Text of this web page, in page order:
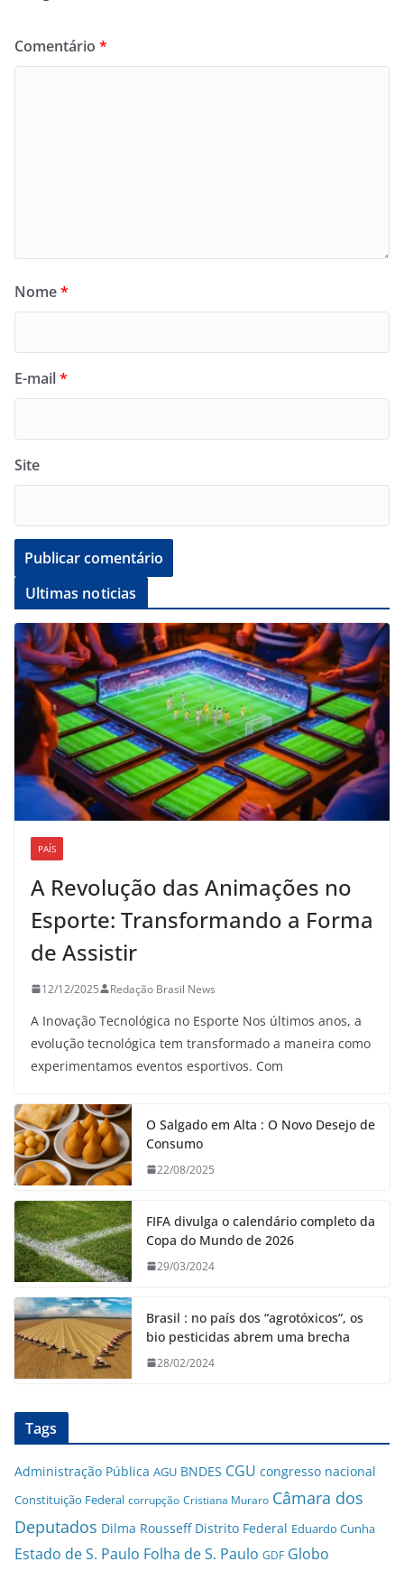
Comentário *
Nome*
E-mail*
Site
Ultimas noticias
PAÍS
A Revolução das Animações no
Esporte: Transformando a Forma
de Assistir
12/12/2025 Redação Brasil News
A Inovação Tecnológica no Esporte Nos últimos anos, a
evolução tecnológica tem transformado a maneira como
experimentamos eventos esportivos. Com
O Salgado em Alta : O Novo Desejo de
Consumo
22/08/2025
FIFA divulga o calendário completo da
Copa do Mundo de 2026
29/03/2024
Brasil : no país dos “agrotóxicos”, os
bio pesticidas abrem uma brecha
28/02/2024
Tags
Administração Pública AGU BNDES CGU congresso nacional
Constituição Federal corrupção Cristiana Muraro Câmara dos
Deputados Dilma Rousseff Distrito Federal Eduardo Cunha
Estado de S. Paulo Folha de S. Paulo GDF Globo